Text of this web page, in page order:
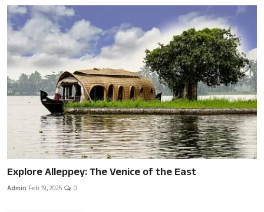
Explore Alleppey: The Venice of the East
Admin Feb 19, 2025 0